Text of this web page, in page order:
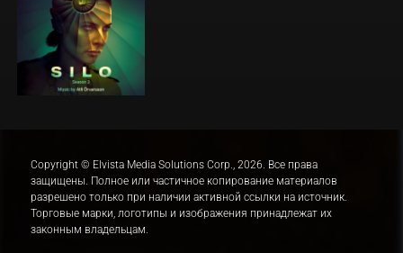
Copyright © Elvista Media Solutions Corp., 2026. Все права
защищены. Полное или частичное копирование материалов
разрешено только при наличии активной ссылки на источник.
Торговые марки, логотипы и изображения принадлежат их
законным владельцам.